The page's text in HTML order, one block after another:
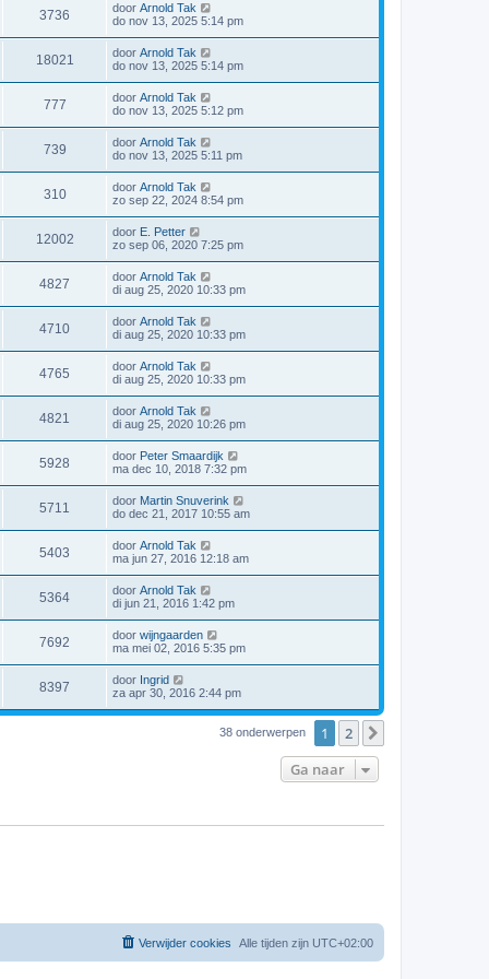
3736 door Arnold Tak
do nov 13, 2025 5:14 pm
18021 door Arnold Tak
do nov 13, 2025 5:14 pm
777 door Arnold Tak
do nov 13, 2025 5:12 pm
739 door Arnold Tak
do nov 13, 2025 5:11 pm
310 door Arnold Tak
zo sep 22, 2024 8:54 pm
12002 door E. Petter
zo sep 06, 2020 7:25 pm
4827 door Arnold Tak
di aug 25, 2020 10:33 pm
4710 door Arnold Tak
di aug 25, 2020 10:33 pm
4765 door Arnold Tak
di aug 25, 2020 10:33 pm
4821 door Arnold Tak
di aug 25, 2020 10:26 pm
5928 door Peter Smaardijk
ma dec 10, 2018 7:32 pm
5711 door Martin Snuverink
do dec 21, 2017 10:55 am
5403 door Arnold Tak
ma jun 27, 2016 12:18 am
5364 door Arnold Tak
di jun 21, 2016 1:42 pm
7692 door wijngaarden
ma mei 02, 2016 5:35 pm
8397 door Ingrid
za apr 30, 2016 2:44 pm
38 onderwerpen 1 2
Ga naar
Alle tijden zijn UTC+02:00
Verwijder cookies